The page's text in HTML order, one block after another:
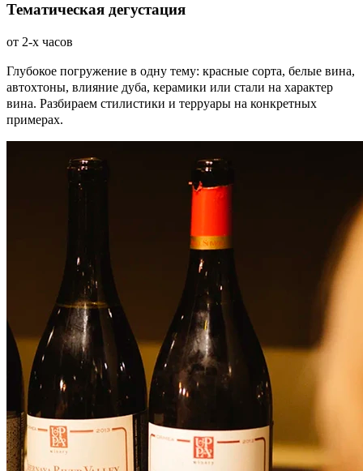
Тематическая дегустация
от 2-х часов
Глубокое погружение в одну тему: красные сорта, белые вина,
автохтоны, влияние дуба, керамики или стали на характер
вина. Разбираем стилистики и терруары на конкретных
примерах.